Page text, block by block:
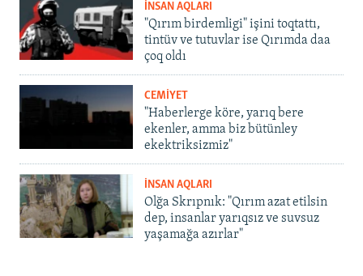
İNSAN AQLARI
"Qırım birdemligi" işini toqtattı,
tintüv ve tutuvlar ise Qırımda daa
çoq oldı
CEMİYET
"Haberlerge köre, yarıq bere
ekenler, amma biz bütünley
ekektriksizmiz"
İNSAN AQLARI
Olğa Skrıpnık: "Qırım azat etilsin
dep, insanlar yarıqsız ve suvsuz
yaşamağa azırlar"